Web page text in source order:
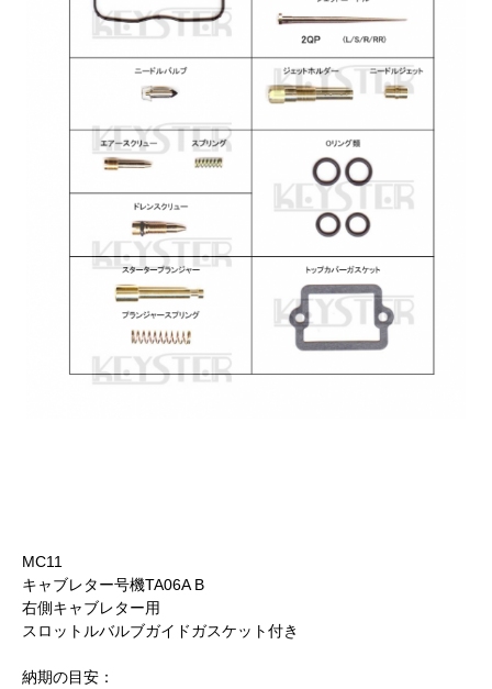
MC11
キャブレター号機TA06A B
右側キャブレター用
スロットルバルブガイドガスケット付き
納期の目安：